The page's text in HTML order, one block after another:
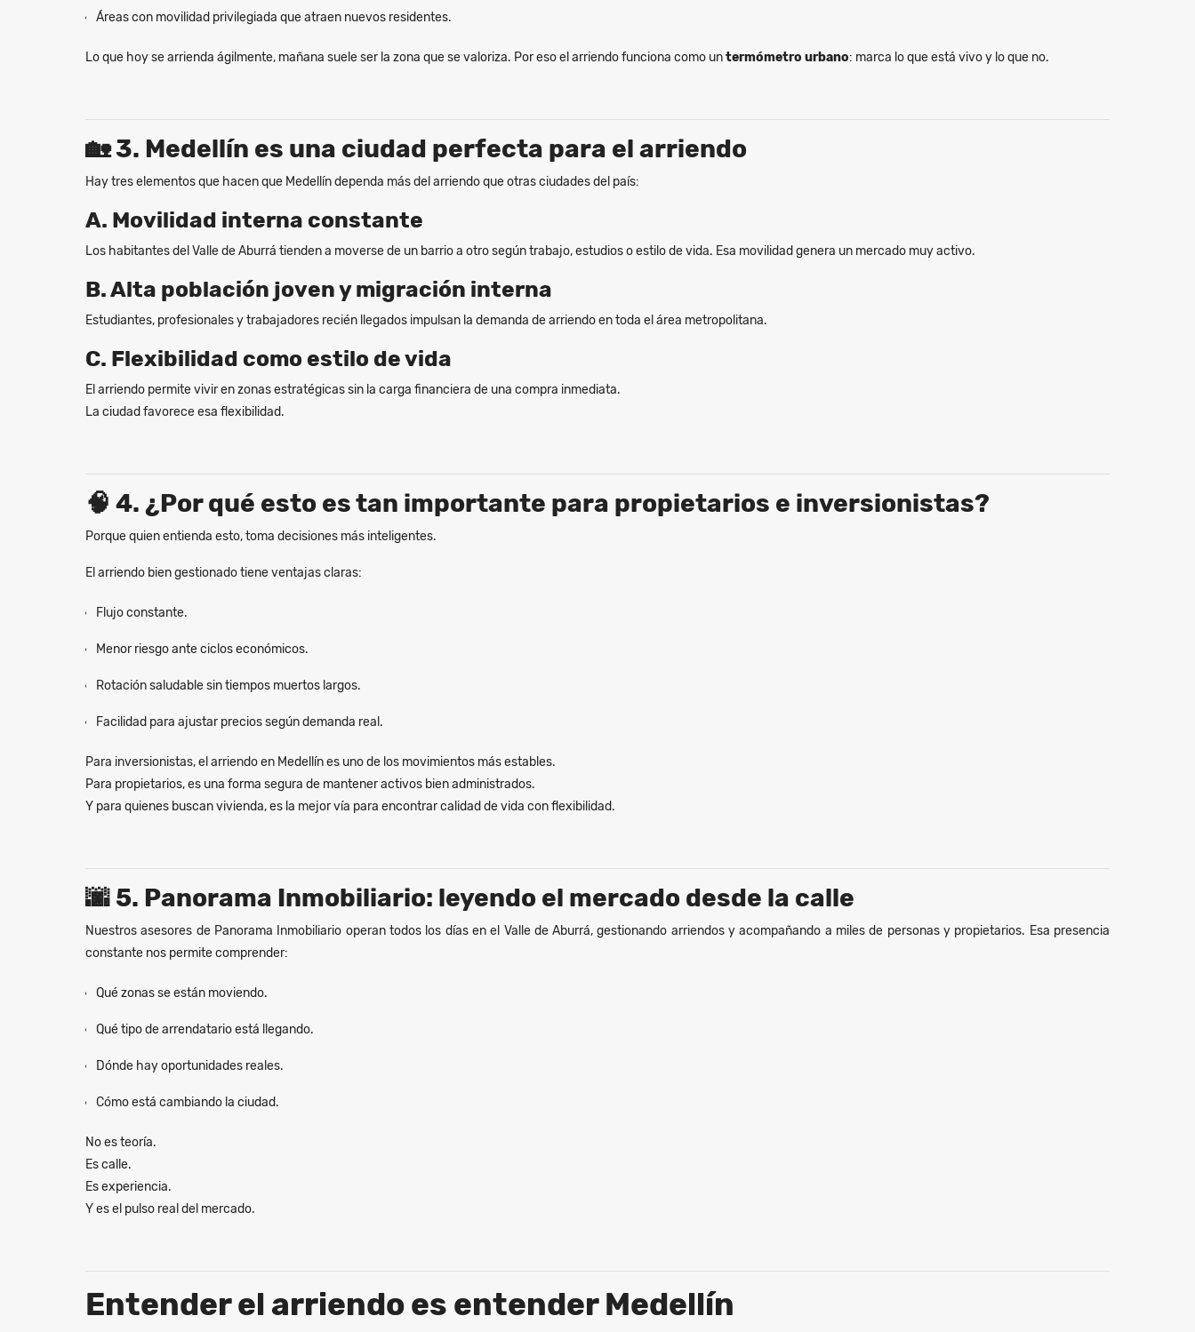
Áreas con movilidad privilegiada que atraen nuevos residentes.
Lo que hoy se arrienda ágilmente, mañana suele ser la zona que se valoriza. Por eso el arriendo funciona como untermómetro urbano: marca lo que está vivo y lo que no.
🏡3. Medellín es una ciudad perfecta para el arriendo
Hay tres elementos que hacen que Medellín dependa más del arriendo que otras ciudades del país:
A. Movilidad interna constante
Los habitantes del Valle de Aburrá tienden a moverse de un barrio a otro según trabajo, estudios o estilo de vida. Esa movilidad genera un mercado muy activo.
B. Alta población joven y migración interna
Estudiantes, profesionales y trabajadores recién llegados impulsan la demanda de arriendo en toda el área metropolitana.
C. Flexibilidad como estilo de vida
El arriendo permite vivir en zonas estratégicas sin la carga financiera de una compra inmediata.
La ciudad favorece esa flexibilidad.
🧠 4. ¿Por qué esto es tan importante para propietarios e inversionistas?
Porque quien entienda esto, toma decisiones más inteligentes.
El arriendo bien gestionado tiene ventajas claras:
Flujo constante.
Menor riesgo ante ciclos económicos.
Rotación saludable sin tiempos muertos largos.
Facilidad para ajustar precios según demanda real.
Para inversionistas, el arriendo en Medellín es uno de los movimientos más estables.
Para propietarios, es una forma segura de mantener activos bien administrados.
Y para quienes buscan vivienda, es la mejor vía para encontrar calidad de vida con flexibilidad.
🌆 5. Panorama Inmobiliario: leyendo el mercado desde la calle
Nuestros asesores de Panorama Inmobiliario operan todos los días en el Valle de Aburrá, gestionando arriendos y acompañando a miles de personas y propietarios. Esa presencia
constante nos permite comprender:
Qué zonas se están moviendo.
Qué tipo de arrendatario está llegando.
Dónde hay oportunidades reales.
Cómo está cambiando la ciudad.
No es teoría.
Es calle.
Es experiencia.
Y es el pulso real del mercado.
Entender el arriendo es entender Medellín